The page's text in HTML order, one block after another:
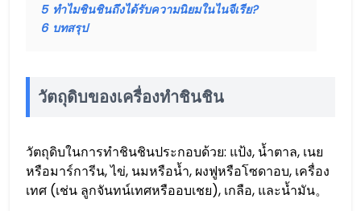
5 ทำไมชินชินถึงได้รับความนิยมในไนจีเรีย?
6 บทสรุป
วัตถุดิบของเครื่องทำชินชิน
วัตถุดิบในการทำชินชินประกอบด้วย: แป้ง, น้ำตาล, เนย
หรือมาร์การีน, ไข่, นมหรือน้ำ, ผงฟูหรือโซดาอบ, เครื่อง
เทศ (เช่น ลูกจันทน์เทศหรืออบเชย), เกลือ, และน้ำมัน。